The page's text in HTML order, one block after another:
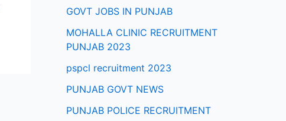
GOVT JOBS IN PUNJAB
MOHALLA CLINIC RECRUITMENT
PUNJAB 2023
pspcl recruitment 2023
PUNJAB GOVT NEWS
PUNJAB POLICE RECRUITMENT